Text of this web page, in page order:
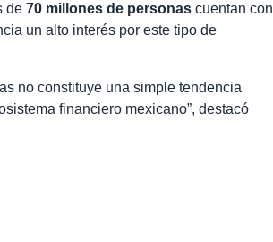
de 70 millones de personas cuentan con
un alto interés por este tipo de
no constituye una simple tendencia
financiero mexicano”, destacó